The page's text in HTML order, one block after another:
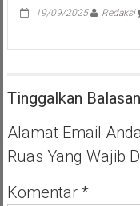
19/09/2025 Redaksi
Tinggalkan Balasan
Alamat Email
Ruas Yang Wajib
Komentar *